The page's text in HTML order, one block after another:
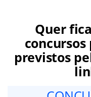
Quer
previstos